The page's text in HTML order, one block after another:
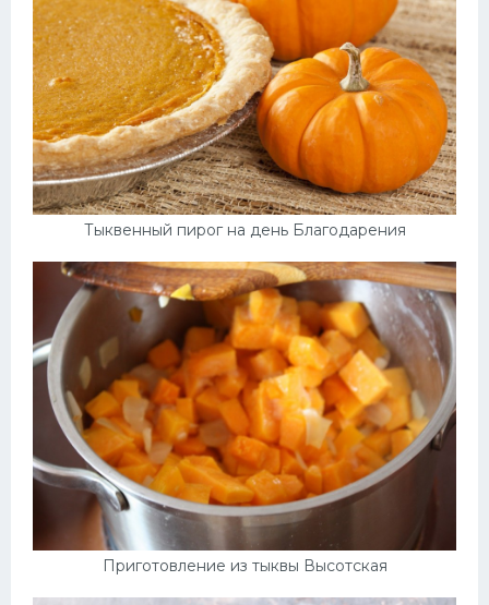
Тыквенный пирог на день Благодарения
Приготовление из тыквы Высотская